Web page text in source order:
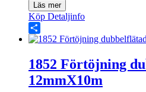
Läs mer
Köp Detaljinfo
Share
1852 Förtöjning
12mmX10m